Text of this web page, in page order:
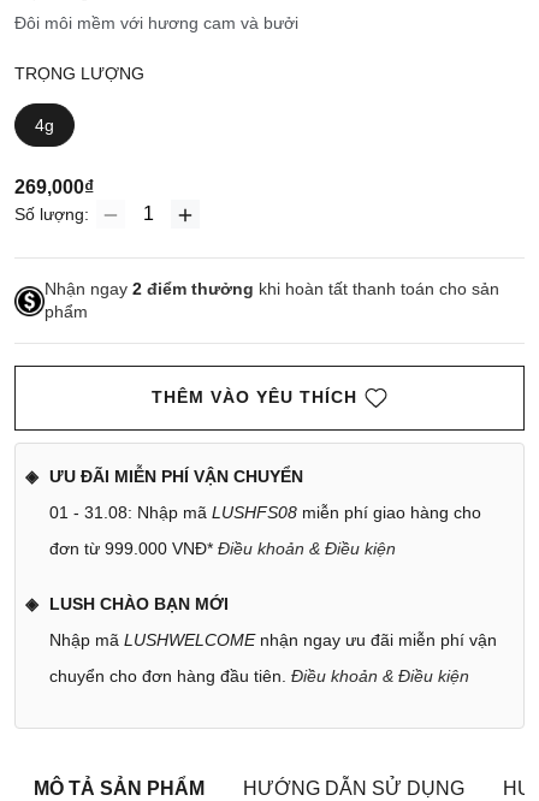
Đôi môi mềm với hương cam và bưởi
TRỌNG LƯỢNG
4g
269,000₫
Số lượng:
Nhận ngay 2 điểm thưởng khi hoàn tất thanh toán cho sản
phẩm
THÊM VÀO YÊU THÍCH
ƯU ĐÃI MIỄN PHÍ VẬN CHUYỂN
01 - 31.08: Nhập mã LUSHFS08 miễn phí giao hàng cho
đơn từ 999.000 VNĐ* Điều khoản & Điều kiện
LUSH CHÀO BẠN MỚI
Nhập mã LUSHWELCOMEnhận ngay ưu đãi miễn phí vận
chuyển cho đơn hàng đầu tiên. Điều khoản & Điều kiện
MÔ TẢ SẢN PHẨM HƯỚNG DẪN SỬ DỤNG